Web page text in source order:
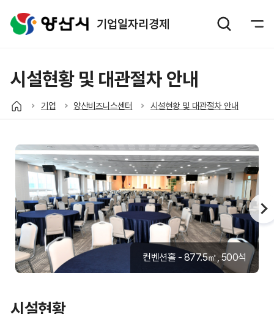
기업일자리경제
시설현황 및 대관절차 안내
기업 양산비즈니스센터 시설현황 및 대관절차 안내
컨벤션홀 - 877.5㎡, 500석
시설현황